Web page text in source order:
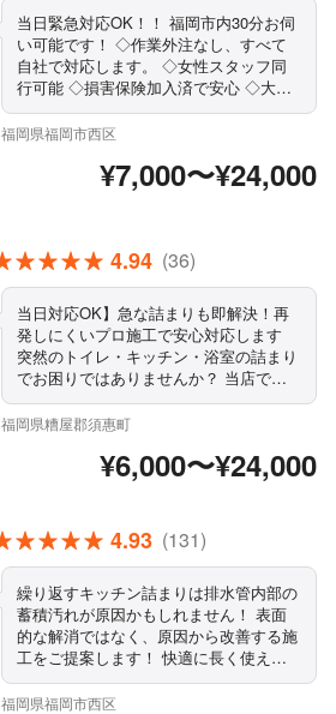
当日緊急対応OK！！ 福岡市内30分お伺
い可能です！ ◇作業外注なし、すべて
自社で対応します。 ◇女性スタッフ同
行可能 ◇損害保険加入済で安心 ◇大手
での業務経験も豊富です！ ◇作業や仕
上がりにご不満の場合は、無料で追加対
域外でもご要望お聞きします！ ◇駐車
代は当店が負担します ◇精一杯対応し
福岡県福岡市西区
¥7,000〜¥24,000
4.94 (36)
当日対応OK】急な詰まりも即解決！再
発しにくいプロ施工で安心対応します
突然のトイレ・キッチン・浴室の詰まり
でお困りではありませんか？ 当店では
「とりあえず流すだけ」の応急処置では
なく、 詰まりの原因を徹底確認し、再
最短即日訪問・緊急対応可能 作業前に
必ず料金説明（追加請求なし） 豊富な
ッフ施工で安心対応
福岡県糟屋郡須惠町
¥6,000〜¥24,000
4.93 (131)
繰り返すキッチン詰まりは排水管内部の
蓄積汚れが原因かもしれません！ 表面
的な解消ではなく、原因から改善する施
工をご提案します！ 快適に長く使える
キッチン環境へサポートいたします！
福岡県福岡市西区